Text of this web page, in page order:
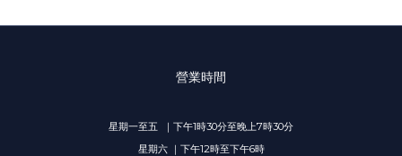
營業時間
星期一至五 ｜下午1時30分至晚上7時30分
星期六 ｜下午12時至下午6時